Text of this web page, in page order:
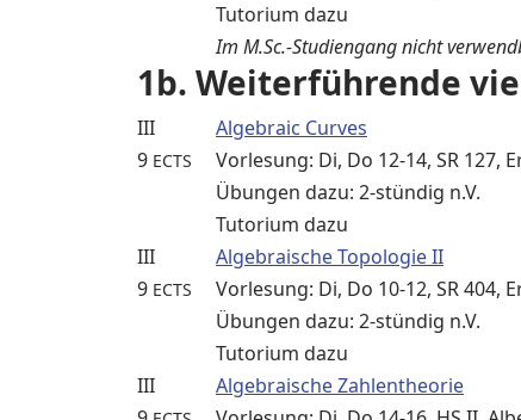
Tutorium dazu
Im M.Sc.-Studiengang nicht
1b. Weiterführende
III
9 ECTS
Algebraic Curves
Vorlesung: Di, Do 12-14, SR 127,
Übungen dazu: 2-stündig n.V.
Tutorium dazu
III
9 ECTS
Algebraische Topologie II
Vorlesung: Di, Do 10-12, SR 404,
Übungen dazu: 2-stündig n.V.
Tutorium dazu
III
Algebraische Zahlentheorie